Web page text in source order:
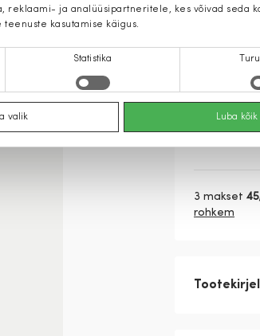
reklaami- ja analüüsipartneritele, kes võivad seda
kasutamise käigus.
Statistika
valik Luba kõik
Vaata
3 makset
rohkem